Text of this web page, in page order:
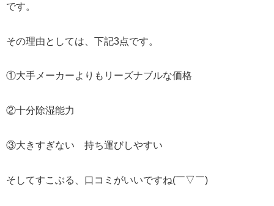
です。
その理由としては、下記3点です。
①大手メーカーよりもリーズナブルな価格
②十分除湿能力
③大きすぎない 持ち運びしやすい
そしてすこぶる、口コミがいいですね(￣▽￣)